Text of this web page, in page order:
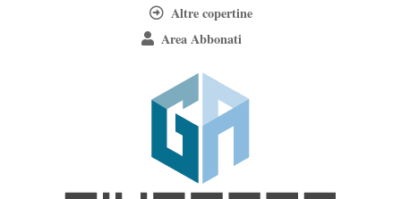
Altre copertine
Area Abbonati